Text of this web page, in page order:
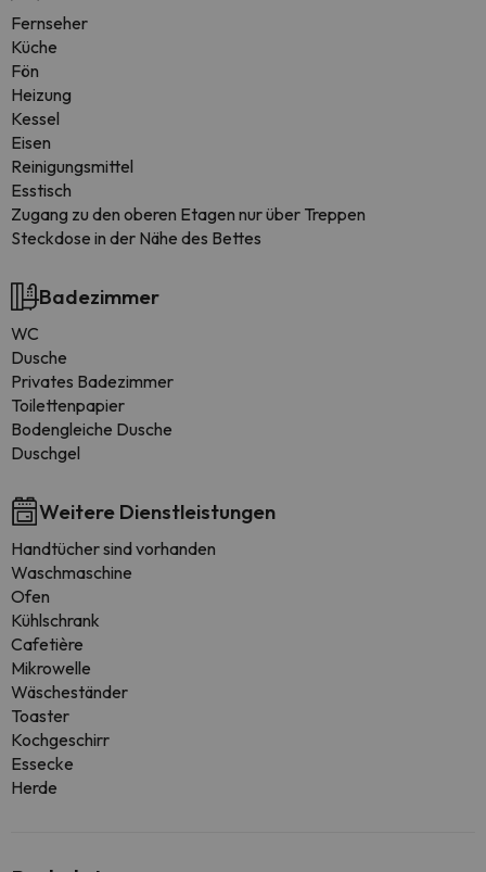
Fernseher
Küche
Fön
Heizung
Kessel
Eisen
Reinigungsmittel
Esstisch
Zugang zu den oberen Etagen nur über Treppen
Steckdose in der Nähe des Bettes
Badezimmer
WC
Dusche
Privates Badezimmer
Toilettenpapier
Bodengleiche Dusche
Duschgel
Weitere Dienstleistungen
Handtücher sind vorhanden
Waschmaschine
Ofen
Kühlschrank
Cafetière
Mikrowelle
Wäscheständer
Toaster
Kochgeschirr
Essecke
Herde